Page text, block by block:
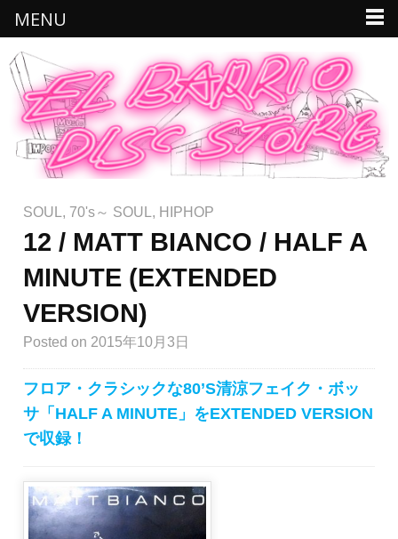
SOUL , 70's～ SOUL , HIPHOP
12 / MATT BIANCO / HALF A
MINUTE (EXTENDED
VERSION)
Posted on 2015年10月3日
フロア・クラシックな80’S清涼フェイク・ボッ
サ「HALF A MINUTE」をEXTENDED VERSION
で収録！
MENU